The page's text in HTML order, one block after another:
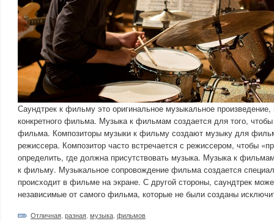
Саундтрек к фильму это оригинальное музыкальное
конкретного фильма. Музыка к фильмам создается для того,
фильма. Композиторы музыки к фильму создают музыку для
режиссера. Композитор часто встречается с режиссером, чтобы
определить, где должна присутствовать музыка. Музыка к
к фильму. Музыкальное сопровождение фильма создается
происходит в фильме на экране. С другой стороны, саундтрек
независимые от самого фильма, которые не были созданы
Отличная разная музыка фильмов